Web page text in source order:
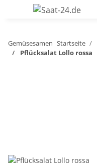
Gemüsesamen Startseite
Pflücksalat Lollo rossa